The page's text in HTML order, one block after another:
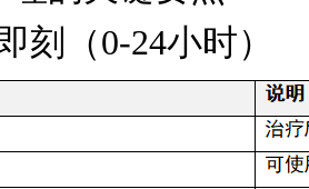
刻（0-24小时）